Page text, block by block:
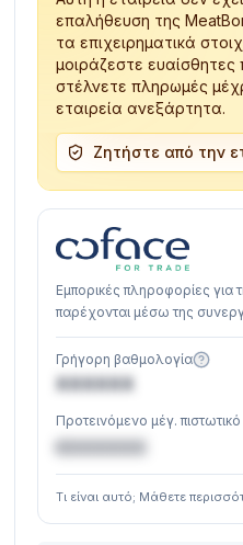
επαλήθευση της
τα επιχειρηματικά
μοιράζεστε
στέλνετε πληρωμές
εταιρεία ανεξάρτητα.
Ζητήστε από την
Εμπορικές πληροφορίες για
παρέχονται μέσω της
Γρήγορη βαθμολογία
XXXXXX
Προτεινόμενο μέγ.
€XXXXXX
Τι είναι αυτό; Μάθετε